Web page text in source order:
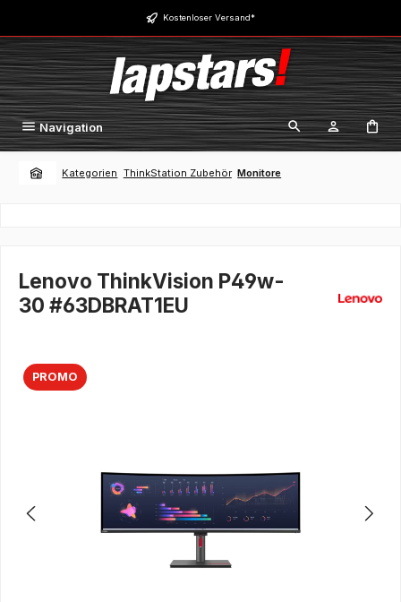
Zum Hauptinhalt springen Kostenloser Versand*
Navigation
Kategorien ThinkStation Zubehör Monitore
Lenovo ThinkVision P49w-
30 #63DBRAT1EU
PROMO